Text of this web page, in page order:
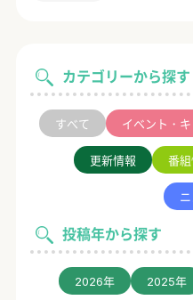
カテゴリーから探す
すべて イベント・
更新情報 番
投稿年から探す
2026年 2025年